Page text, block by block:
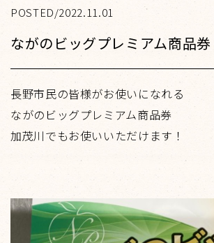
POSTED/2022.11.01
ながのビッグプレミアム商品券
長野市民の皆様がお使いになれる
ながのビッグプレミアム商品券
加茂川でもお使いいただけます！